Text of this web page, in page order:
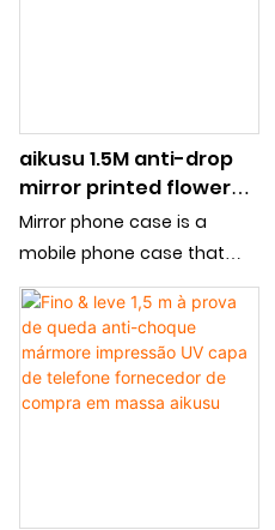
customization
aikusu 1.5M anti-drop
mirror printed flower
plant phone case-
black
Mirror phone case is a
mobile phone case that
can express style and
practicality, and the mirror
behind it can help you
touch up makeup or
observe something